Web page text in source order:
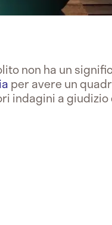
non ha un
per avere un
indagini a